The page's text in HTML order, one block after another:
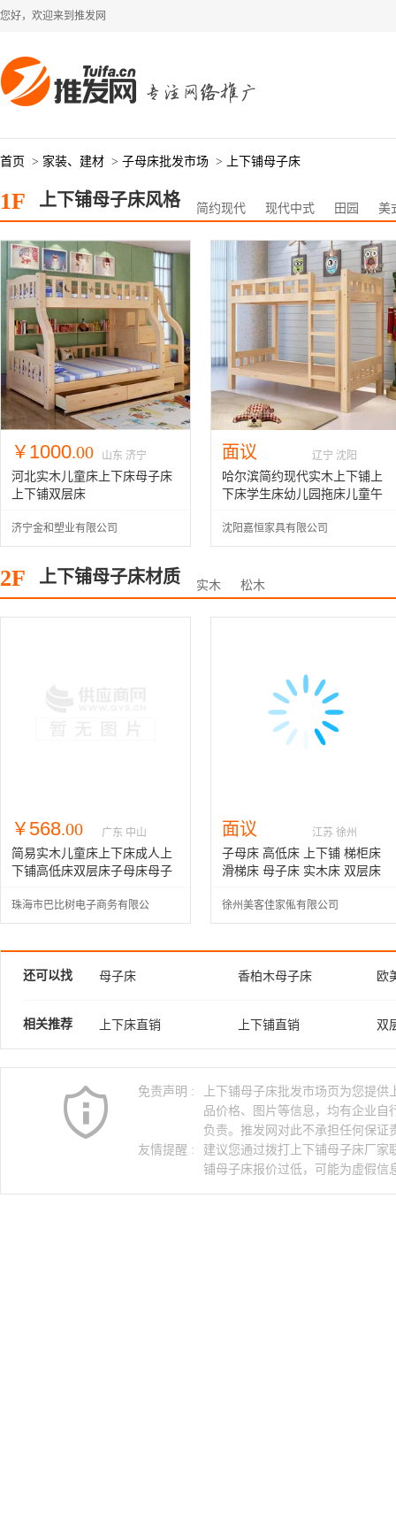
您好，欢迎来到推发网
首页 > 家装、建材 > 子母床批发市场 > 上下铺母子床
1F 上下铺母子床风格 简约现代 现代中式 田园 美
￥ 1000.00 山东 济宁
河北实木儿童床上下床母子床
上下铺双层床
济宁金和塑业有限公司
面议 辽宁 沈阳
哈尔滨简约现代实木上下铺上
下床学生床幼儿园拖床儿童午
制
沈阳嘉恒家具有限公司
2F 上下铺母子床材质 实木 松木
￥ 568.00 广东 中山
简易实木儿童床上下床成人上
下铺高低床双层床子母床母子
珠海市巴比树电子商务有限公
面议 江苏 徐州
子母床 高低床 上下铺 梯柜床
滑梯床 母子床 实木床 双层床
徐州美客佳家俬有限公司
还可以找 母子床 香柏木母子床 欧
相关推荐 上下床直销 上下铺直销 双
上下铺床尺寸 松木餐厅家具 松
松木高低床 厦门市铁床 实
免责声明 :
上下铺母子床批发市场页为您提
品价格、图片等信息，均有企业自
负责。推发网对此不承担任何保证
友情提醒 :
建议您通过拨打上下铺母子床厂家
铺母子床报价过低，可能为虚假信